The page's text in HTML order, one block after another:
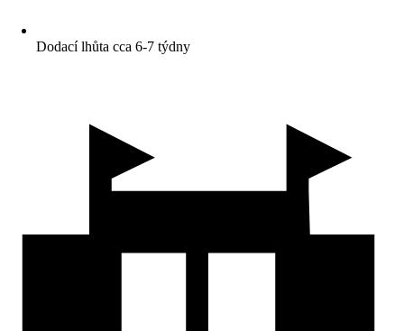
Dodací lhůta cca 6-7 týdny